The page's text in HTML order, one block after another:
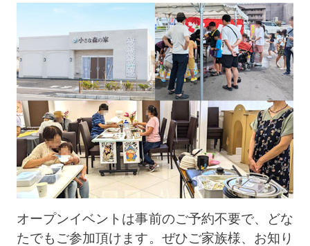
オープンイベントは事前のご予約不要で、どな
たでもご参加頂けます。ぜひご家族様、お知り